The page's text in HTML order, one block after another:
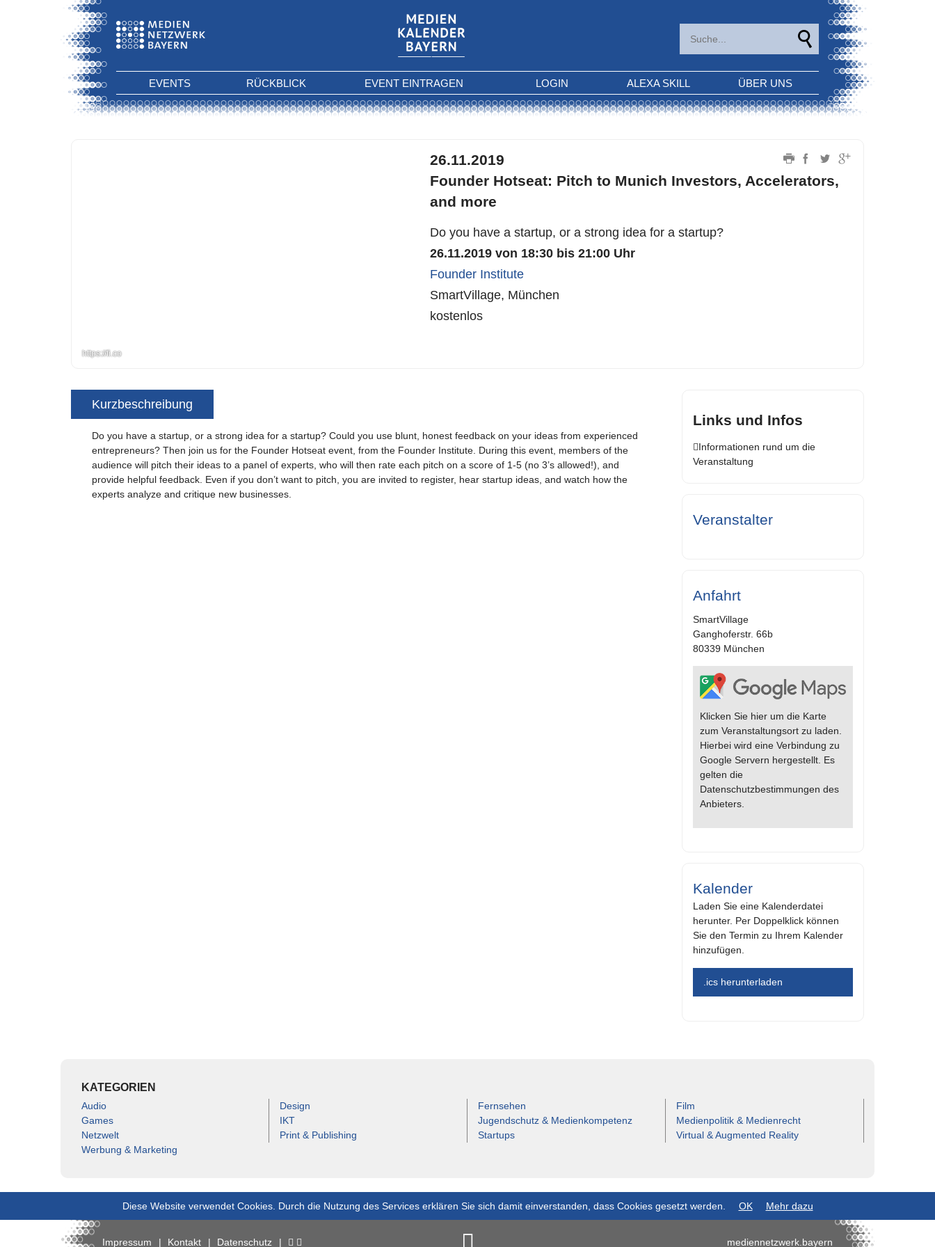
EVENTS RÜCKBLICK EVENT EINTRAGEN LOGIN ALEXA SKILL ÜBER UNS
https://fi.co
26.11.2019
Founder Hotseat: Pitch to Munich Investors, Accelerators,
and more
Do you have a startup, or a strong idea for a startup?
26.11.2019 von 18:30 bis 21:00 Uhr
Founder Institute
SmartVillage, München
kostenlos
Kurzbeschreibung
Do you have a startup, or a strong idea for a startup? Could you use blunt, honest feedback on your ideas from experienced
entrepreneurs? Then join us for the Founder Hotseat event, from the Founder Institute. During this event, members of the
audience will pitch their ideas to a panel of experts, who will then rate each pitch on a score of 1-5 (no 3’s allowed!), and
provide helpful feedback. Even if you don’t want to pitch, you are invited to register, hear startup ideas, and watch how the
experts analyze and critique new businesses.
Links und Infos
Informationen rund um die
Veranstaltung
Veranstalter
Anfahrt
SmartVillage
Ganghoferstr. 66b
80339 München
Klicken Sie hier um die Karte
zum Veranstaltungsort zu laden.
Hierbei wird eine Verbindung zu
Google Servern hergestellt. Es
gelten die
Datenschutzbestimmungen des
Anbieters.
Kalender
Laden Sie eine Kalenderdatei
herunter. Per Doppelklick können
Sie den Termin zu Ihrem Kalender
hinzufügen.
.ics herunterladen
KATEGORIEN
Audio Design Fernsehen
Film
Games
IKT Jugendschutz & Medienkompetenz
Medienpolitik & Medienrecht
Netzwelt
Print & Publishing Startups
Virtual & Augmented Reality
Werbung & Marketing
Impressum Kontakt Datenschutz mediennetzwerk.bayern
Diese Website verwendet Cookies. Durch die Nutzung des Services erklären Sie sich damit einverstanden, dass Cookies gesetzt werden. OK Mehr dazu